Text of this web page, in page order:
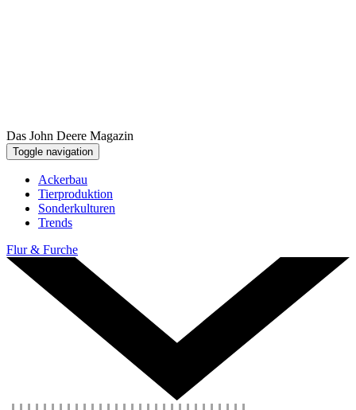
Das John Deere Magazin
Toggle navigation
Ackerbau
Tier­pro­duk­tion
Sonder­kul­turen
Trends
Flur & Furche